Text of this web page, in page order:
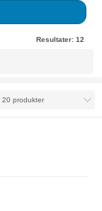
Resultater: 12